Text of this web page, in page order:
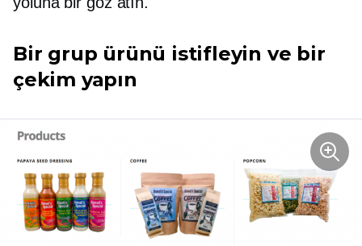
Bir grup ürünü istifleyin ve bir
çekim yapın